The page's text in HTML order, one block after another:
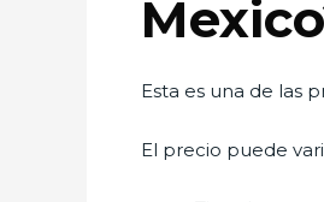
Esta es una de las
El precio puede